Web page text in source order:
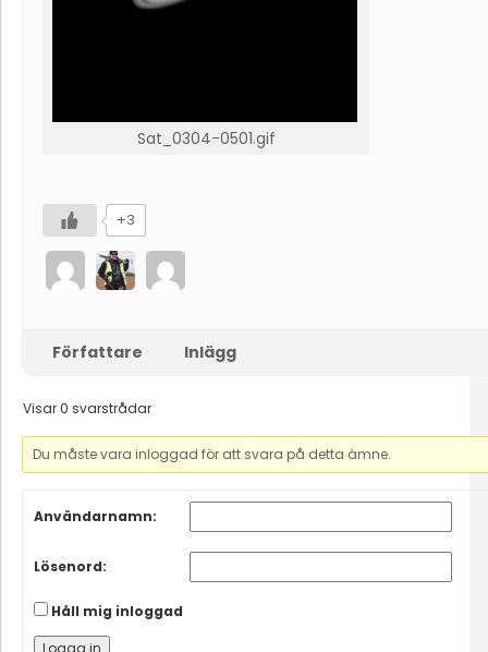
Sat_0304-0501.gif
+3
Författare Inlägg
Visar 0 svarstrådar
Du måste vara inloggad för att svara på detta ämne.
Användarnamn:
Lösenord:
Håll mig inloggad
Logga in